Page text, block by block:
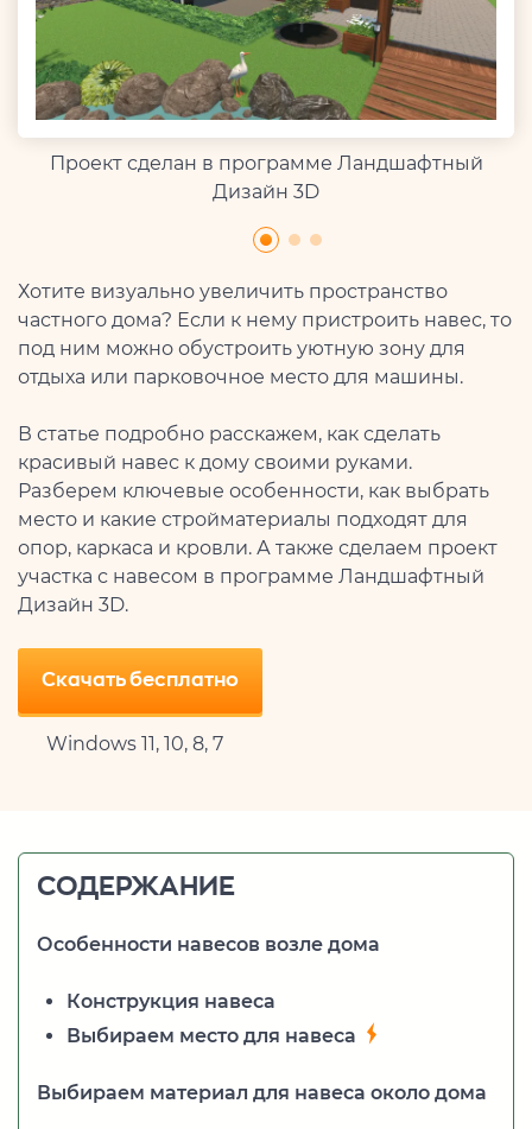
Проект сделан в программе Ландшафтный
Дизайн 3D
Хотите визуально увеличить пространство
частного дома? Если к нему пристроить навес, то
под ним можно обустроить уютную зону для
отдыха или парковочное место для машины.
В статье подробно расскажем, как сделать
красивый навес к дому своими руками.
Разберем ключевые особенности, как выбрать
место и какие стройматериалы подходят для
опор, каркаса и кровли. А также сделаем проект
участка с навесом в программе Ландшафтный
Дизайн 3D.
Скачать бесплатно
Windows 11, 10, 8, 7
СОДЕРЖАНИЕ
Особенности навесов возле дома
Конструкция навеса
Выбираем место для навеса
Выбираем материал для навеса около дома